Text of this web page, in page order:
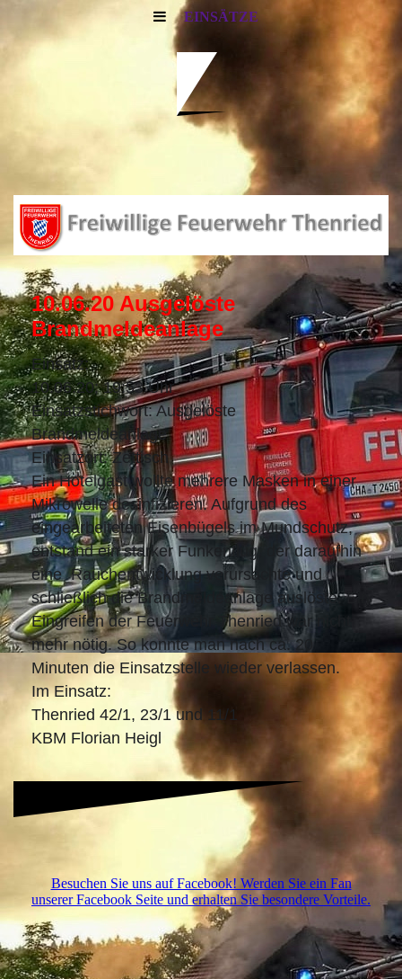
EINSÄTZE
10.06.20 Ausgelöste
Brandmeldeanlage
Einsatz:
10.06.20; 19:53 Uhr
Einsatzstichwort: Ausgelöste
Brandmeldeanlage
Einsatzort: Zettisch
Ein Hotelgast wollte mehrere Masken in einer
Mikrowelle desinfizieren. Aufgrund des
eingearbeiteten Eisenbügels im Mundschutz,
entstand ein starker Funkenflug, der daraufhin
eine Rauchentwicklung verursachte und
schließlich die Brandmeldeanlage auslöste. Ein
Eingreifen der Feuerwehr Thenried war nicht
mehr nötig. So konnte man nach ca. 20
Minuten die Einsatzstelle wieder verlassen.
Im Einsatz:
Thenried 42/1, 23/1 und 11/1
KBM Florian Heigl
Besuchen Sie uns auf Facebook! Werden Sie ein Fan
unserer Facebook Seite und erhalten Sie besondere Vorteile.